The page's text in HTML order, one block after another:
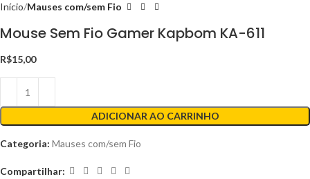
Início Mauses com/sem Fio
Mouse Sem Fio Gamer Kapbom KA-611
R$15,00
ADICIONAR AO CARRINHO
Categoria: Mauses com/sem Fio
Compartilhar: